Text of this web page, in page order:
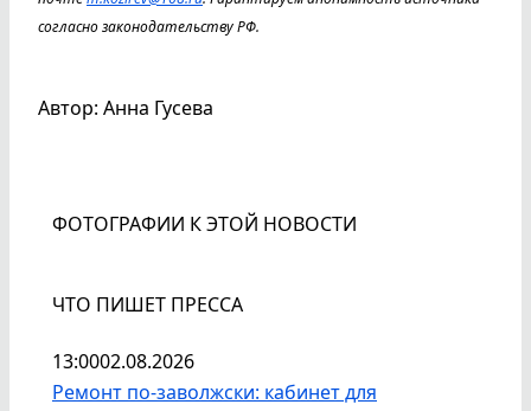
согласно законодательству РФ.
Автор: Анна Гусева
ФОТОГРАФИИ К ЭТОЙ НОВОСТИ
ЧТО ПИШЕТ ПРЕССА
13:0002.08.2026
Ремонт по-заволжски: кабинет для